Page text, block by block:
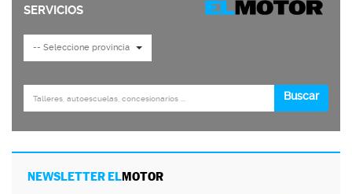
NEWSLETTER ELMOTOR